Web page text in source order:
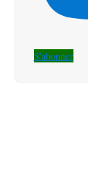
S'abonner